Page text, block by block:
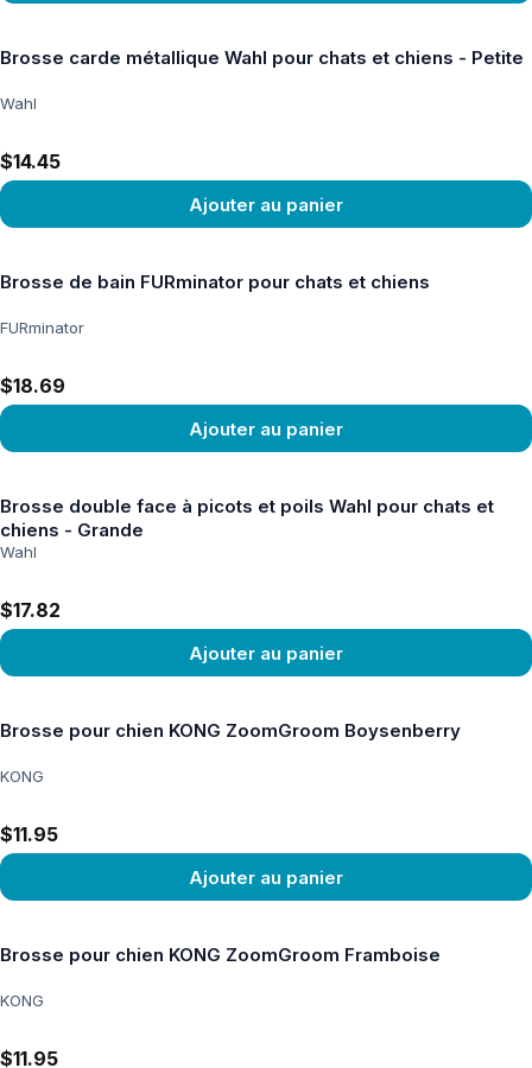
Brosse carde métallique Wahl pour chats et chiens - Petite
Wahl
$14.45
Ajouter au panier
Brosse de bain FURminator pour chats et chiens
FURminator
$18.69
Ajouter au panier
Brosse double face à picots et poils Wahl pour chats et
chiens - Grande
Wahl
$17.82
Ajouter au panier
Brosse pour chien KONG ZoomGroom Boysenberry
KONG
$11.95
Ajouter au panier
Brosse pour chien KONG ZoomGroom Framboise
KONG
$11.95